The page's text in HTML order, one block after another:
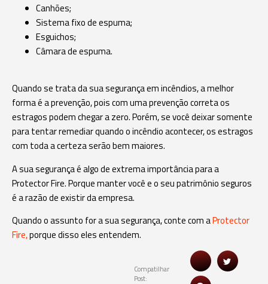
Canhões;
Sistema fixo de espuma;
Esguichos;
Câmara de espuma.
Quando se trata da sua segurança em incêndios, a melhor
forma é a prevenção, pois com uma prevenção correta os
estragos podem chegar a zero. Porém, se você deixar somente
para tentar remediar quando o incêndio acontecer, os estragos
com toda a certeza serão bem maiores.
A sua segurança é algo de extrema importância para a
Protector Fire. Porque manter você e o seu patrimônio seguros
é a razão de existir da empresa.
Quando o assunto for a sua segurança, conte com aProtector
Fire,porque disso eles entendem.
Compatilhar
Post: